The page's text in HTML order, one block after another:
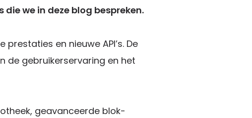
we in deze blog bespreken.
en nieuwe API’s. De
de gebruikerservaring en het
geavanceerde blok-